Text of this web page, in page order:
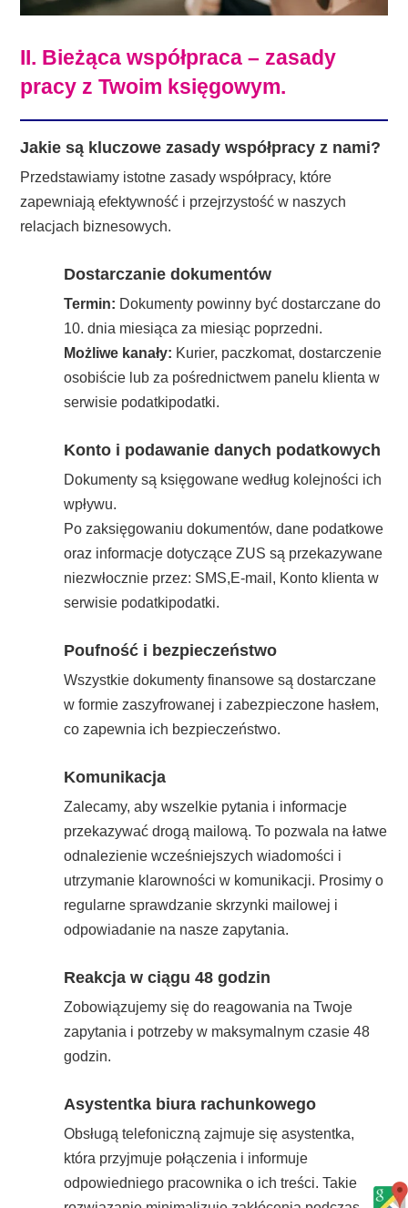
II. Bieżąca współpraca – zasady
pracy z Twoim księgowym.
Jakie są kluczowe zasady współpracy z nami?
Przedstawiamy istotne zasady współpracy, które
zapewniają efektywność i przejrzystość w naszych
relacjach biznesowych.
Dostarczanie dokumentów
Termin: Dokumenty powinny być dostarczane do
10. dnia miesiąca za miesiąc poprzedni.
Możliwe kanały: Kurier, paczkomat, dostarczenie
osobiście lub za pośrednictwem panelu klienta w
serwisie podatkipodatki.
Konto i podawanie danych podatkowych
Dokumenty są księgowane według kolejności ich
wpływu.
Po zaksięgowaniu dokumentów, dane podatkowe
oraz informacje dotyczące ZUS są przekazywane
niezwłocznie przez: SMS,E-mail, Konto klienta w
serwisie podatkipodatki.
Poufność i bezpieczeństwo
Wszystkie dokumenty finansowe są dostarczane
w formie zaszyfrowanej i zabezpieczone hasłem,
co zapewnia ich bezpieczeństwo.
Komunikacja
Zalecamy, aby wszelkie pytania i informacje
przekazywać drogą mailową. To pozwala na łatwe
odnalezienie wcześniejszych wiadomości i
utrzymanie klarowności w komunikacji. Prosimy o
regularne sprawdzanie skrzynki mailowej i
odpowiadanie na nasze zapytania.
Reakcja w ciągu 48 godzin
Zobowiązujemy się do reagowania na Twoje
zapytania i potrzeby w maksymalnym czasie 48
godzin.
Asystentka biura rachunkowego
Obsługą telefoniczną zajmuje się asystentka,
która przyjmuje połączenia i informuje
odpowiedniego pracownika o ich treści. Takie